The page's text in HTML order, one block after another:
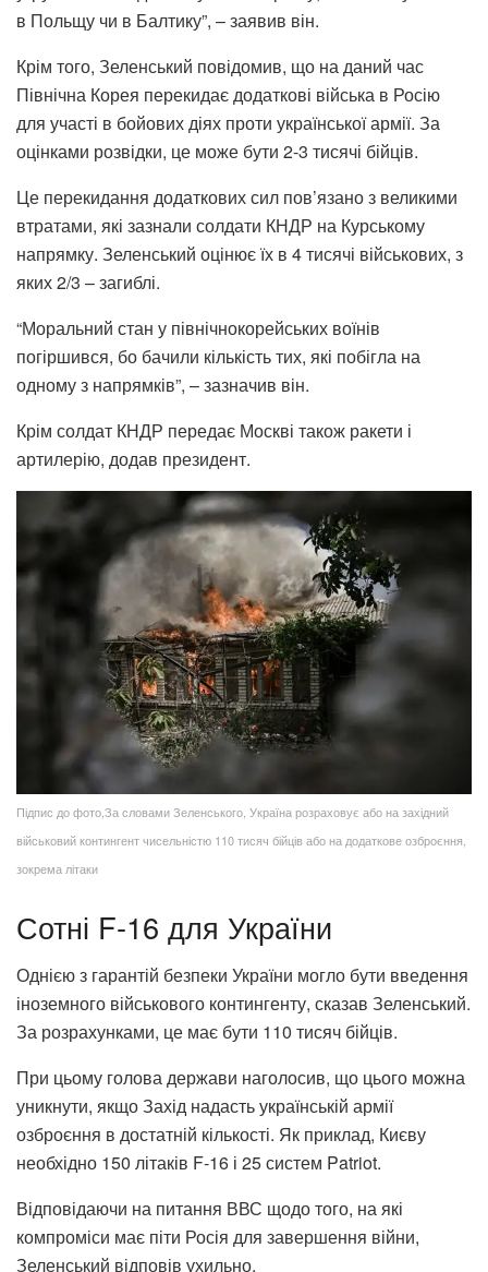
в Польщу чи в Балтику”, – заявив він.
Крім того, Зеленський повідомив, що на даний час
Північна Корея перекидає додаткові війська в Росію
для участі в бойових діях проти української армії. За
оцінками розвідки, це може бути 2-3 тисячі бійців.
Це перекидання додаткових сил пов’язано з великими
втратами, які зазнали солдати КНДР на Курському
напрямку. Зеленський оцінює їх в 4 тисячі військових, з
яких 2/3 – загиблі.
“Моральний стан у північнокорейських воїнів
погіршився, бо бачили кількість тих, які побігла на
одному з напрямків”, – зазначив він.
Крім солдат КНДР передає Москві також ракети і
артилерію, додав президент.
Підпис до фото,За словами Зеленського, Україна розраховує або на західний
військовий контингент чисельністю 110 тисяч бійців або на додаткове озброєння,
зокрема літаки
Сотні F-16 для України
Однією з гарантій безпеки України могло бути введення
іноземного військового контингенту, сказав Зеленський.
За розрахунками, це має бути 110 тисяч бійців.
При цьому голова держави наголосив, що цього можна
уникнути, якщо Захід надасть українській армії
озброєння в достатній кількості. Як приклад, Києву
необхідно 150 літаків F-16 і 25 систем Patriot.
Відповідаючи на питання ВВС щодо того, на які
компроміси має піти Росія для завершення війни,
Зеленський відповів ухильно.